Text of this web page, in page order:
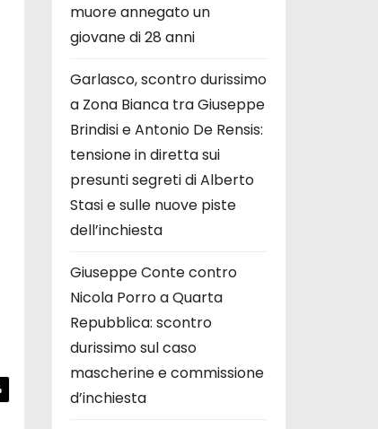
muore annegato un
giovane di 28 anni
Garlasco, scontro durissimo
a Zona Bianca tra Giuseppe
Brindisi e Antonio De Rensis:
tensione in diretta sui
presunti segreti di Alberto
Stasi e sulle nuove piste
dell’inchiesta
Giuseppe Conte contro
Nicola Porro a Quarta
Repubblica: scontro
durissimo sul caso
mascherine e commissione
d’inchiesta